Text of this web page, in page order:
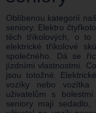
Oblíbenou kategorií
seniory. Elektro
těch tříkolových, o
elektrické tříkolové
společného. Dá se
jízdními vlastnostmi.
jsou totožné.
vozíky nebo vozítka
uživatelům s
seniory mají